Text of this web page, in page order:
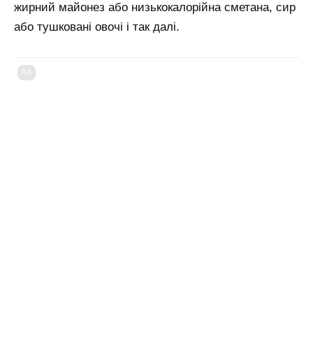
жирний майонез або низькокалорійна сметана, сир
або тушковані овочі і так далі.
Ad